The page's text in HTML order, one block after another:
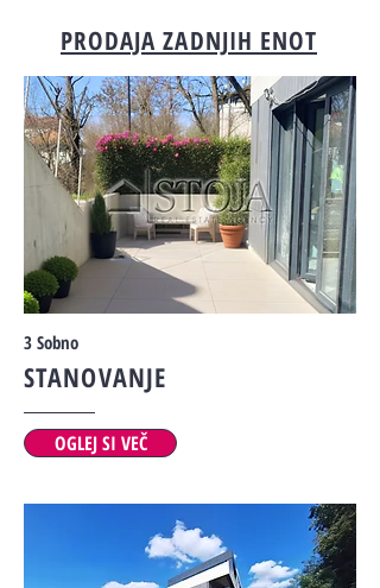
PRODAJA ZADNJIH ENOT
3 Sobno
STANOVANJE
OGLEJ SI VEČ